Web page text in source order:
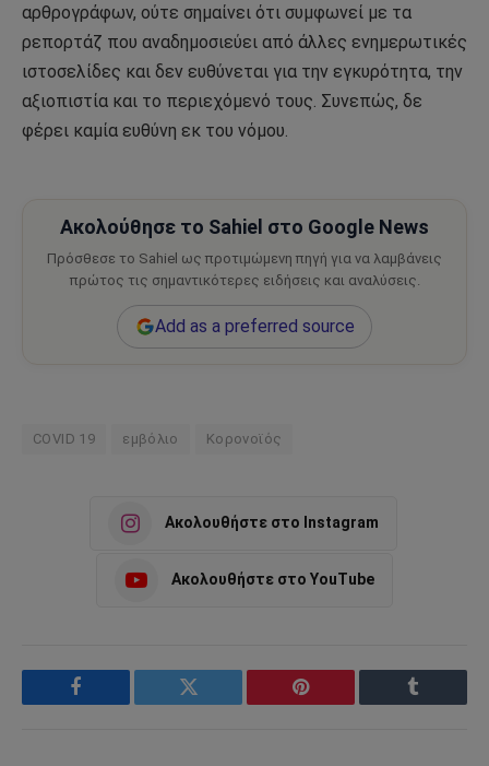
αρθρογράφων, ούτε σημαίνει ότι συμφωνεί με τα
ρεπορτάζ που αναδημοσιεύει από άλλες ενημερωτικές
ιστοσελίδες και δεν ευθύνεται για την εγκυρότητα, την
αξιοπιστία και το περιεχόμενό τους. Συνεπώς, δε
φέρει καμία ευθύνη εκ του νόμου.
Ακολούθησε το Sahiel στο Google News
Πρόσθεσε το Sahiel ως προτιμώμενη πηγή για να λαμβάνεις
πρώτος τις σημαντικότερες ειδήσεις και αναλύσεις.
Add as a preferred source
COVID 19 εμβόλιο Κορονοϊός
Ακολουθήστε στο Instagram
Ακολουθήστε στο YouTube
Facebook Twitter Pinterest Tumblr